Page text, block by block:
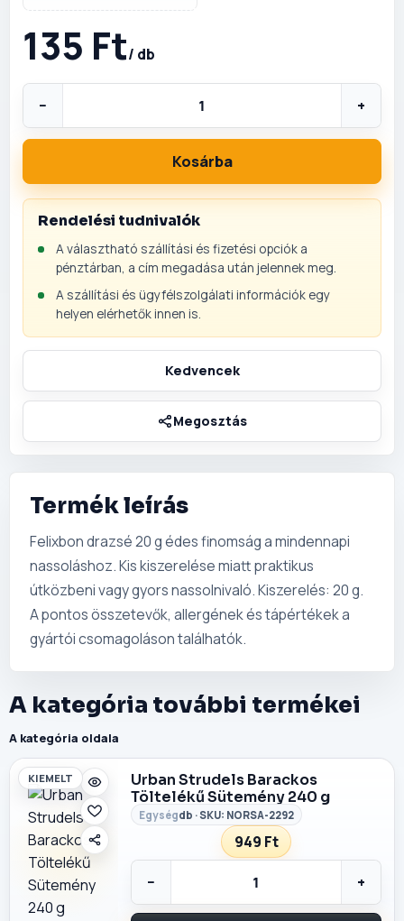
135 Ft/ db
− +
Kosárba
Rendelési tudnivalók
A választható szállítási és fizetési opciók a
pénztárban, a cím megadása után jelennek meg.
A szállítási és ügyfélszolgálati információk egy
helyen elérhetők innen is.
Termék leírás
Felixbon drazsé 20 g édes finomság a mindennapi
nassoláshoz. Kis kiszerelése miatt praktikus
útközbeni vagy gyors nassolnivaló. Kiszerelés: 20 g.
A pontos összetevők, allergének és tápértékek a
gyártói csomagoláson találhatók.
A kategória további termékei
A kategória oldala
KIEMELT
Urban Strudels Barackos
Töltelékű Sütemény 240 g
db · SKU: NORSA-2292
949 Ft
− +